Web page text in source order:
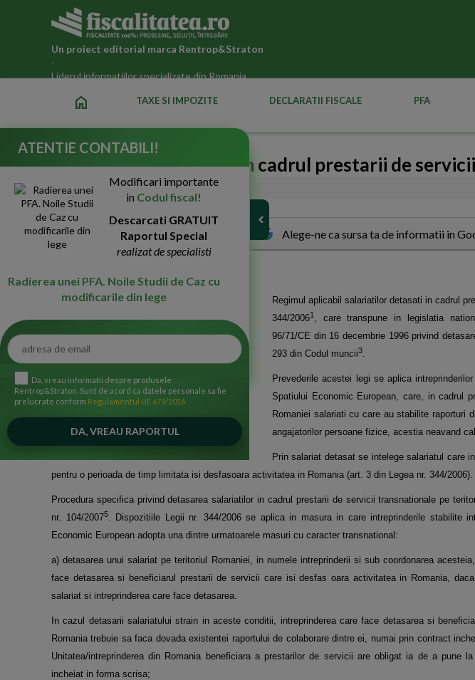
Un proiect editorial marca Rentrop&Straton
-
Liderul informatiilor specializate din Romania
home TAXE SI IMPOZITE DECLARATII FISCALE PFA
Detasarea salariatilor in cadrul prestarii de
21-Aug-2008 6521
Alege-ne ca sursa ta de informatii in
Regimul aplicabil salariatilor detasati in cadrul
344/20061 , care transpune in legislatia
96/71/CE din 16 decembrie 1996 privind
293 din Codul muncii3.
Prevederile acestei legi se aplica
Spatiului Economic European, care, in cadrul
Romaniei salariati cu care au stabilite raporturi
angajatorilor persoane fizice, acestia neavand
Prin salariat detasat se intelege salariatul care
pentru o perioada de timp limitata isi desfasoara activitatea in Romania (art. 3 din Legea nr. 344/2006).
Procedura specifica privind detasarea salariatilor in cadrul prestarii de servicii transnationale pe
nr. 104/20075. Dispozitiile Legii nr. 344/2006 se aplica in masura in care intreprinderile stabilite
Economic European adopta una dintre urmatoarele masuri cu caracter transnational:
a) detasarea unui salariat pe teritoriul Romaniei, in numele intreprinderii si sub coordonarea acesteia,
face detasarea si beneficiarul prestarii deservicii care isi desfas oara activitatea in Romania,
salariat si intreprinderea care face detasarea.
In cazul detasarii salariatului strain in aceste conditii, intreprinderea care face detasarea si
Romania trebuie sa faca dovada existentei raportului de colaborare dintre ei, numai prin contract
Unitatea/intreprinderea din Romania beneficiara a prestarilor de servicii are obligat ia de a pune la
incheiat in forma scrisa;
ATENTIE CONTABILI!
Modificari importante
in Codul fiscal!
Descarcati GRATUIT
Raportul Special
realizat de specialisti
Radierea unei PFA. Noile Studii de Caz cu
modificarile din lege
Da, vreau informatii despre produsele
Rentrop&Straton. Sunt de acord ca datele personale sa fie
prelucrate conform Regulamentul UE 679/2016